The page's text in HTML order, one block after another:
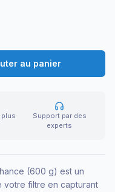
au panier
Support par des
experts
(600 g) est un
votre filtre en capturant